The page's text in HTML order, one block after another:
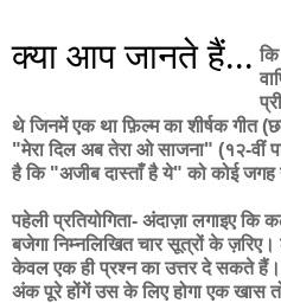
क्या आप जानते हैं...
थे जिनमें एक था फ़िल्म का शीर्षक गीत
"मेरा दिल अब तेरा ओ साजना" (१२-वीं
है कि "अजीब दास्ताँ है ये" को कोई जगह
पहेली प्रतियोगिता- अंदाज़ा लगाइए
बजेगा निम्नलिखित चार सूत्रों के
केवल एक ही प्रश्न का उत्तर दे सकते
अंक पूरे होंगें उस के लिए होगा एक खास